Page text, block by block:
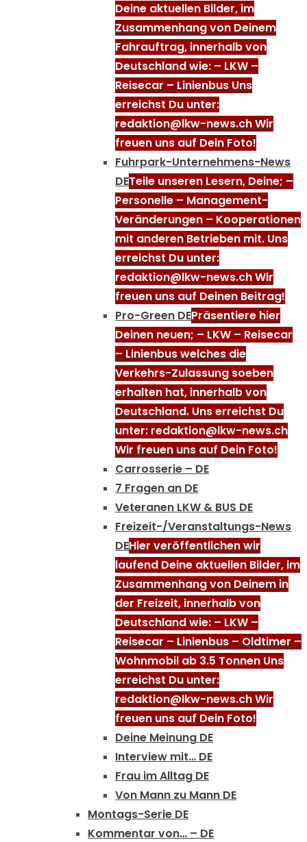
Deine aktuellen Bilder, im
Zusammenhang von Deinem
Fahrauftrag, innerhalb von
Deutschland wie: – LKW –
Reisecar – Linienbus Uns
erreichst Du unter:
redaktion@lkw-news.ch Wir
freuen uns auf Dein Foto!
Fuhrpark-Unternehmens-News
DETeile unseren Lesern, Deine; –
Personelle – Management-
Veränderungen – Kooperationen
mit anderen Betrieben mit. Uns
erreichst Du unter:
redaktion@lkw-news.ch Wir
freuen uns auf Deinen Beitrag!
Pro-Green DEPräsentiere hier
Deinen neuen; – LKW – Reisecar
– Linienbus welches die
Verkehrs-Zulassung soeben
erhalten hat, innerhalb von
Deutschland. Uns erreichst Du
unter: redaktion@lkw-news.ch
Wir freuen uns auf Dein Foto!
Carrosserie – DE
7 Fragen an DE
Veteranen LKW & BUS DE
Freizeit-/Veranstaltungs-News
DEHier veröffentlichen wir
laufend Deine aktuellen Bilder, im
Zusammenhang von Deinem in
der Freizeit, innerhalb von
Deutschland wie: – LKW –
Reisecar – Linienbus – Oldtimer –
Wohnmobil ab 3.5 Tonnen Uns
erreichst Du unter:
redaktion@lkw-news.ch Wir
freuen uns auf Dein Foto!
Deine Meinung DE
Interview mit… DE
Frau im Alltag DE
Von Mann zu Mann DE
Montags-Serie DE
Kommentar von… – DE